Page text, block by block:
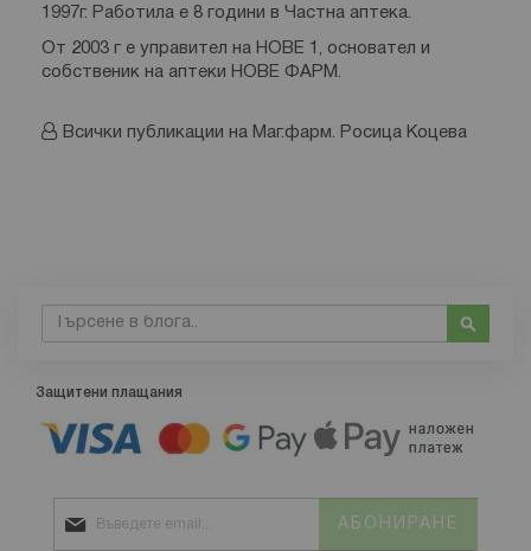
1997г. Работила е 8 години в Частна аптека.
От 2003 г е управител на НОВЕ 1, основател и
собственик на аптеки НОВЕ ФАРМ.
Всички публикации на Маг.фарм. Росица Коцева
Търсене
Защитени плащания
АБОНИРАНЕ